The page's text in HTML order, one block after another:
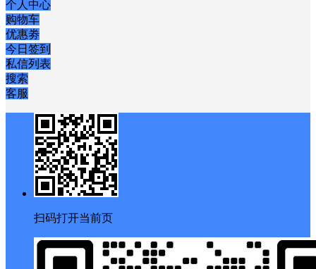
个人中心
购物车
优惠劵
今日签到
私信列表
搜索
客服
扫码打开当前页